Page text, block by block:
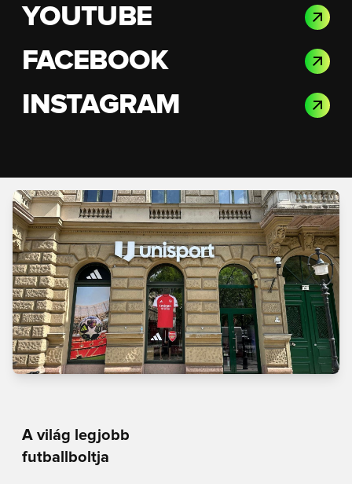
YOUTUBE
FACEBOOK
INSTAGRAM
A világ legjobb
futballboltja